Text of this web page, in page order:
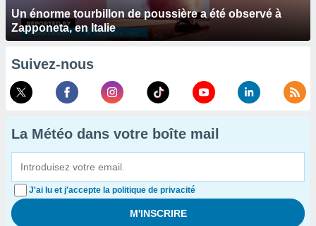
Un énorme tourbillon de poussière a été observé à
Zapponeta, en Italie
Suivez-nous
La Météo dans votre boîte mail
J'ai lu et j'accepte la politique de privacité